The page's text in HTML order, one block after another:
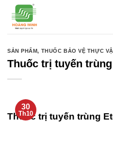
qua
SẢN PHẨM, THUỐC BẢO VỆ THỰC
Thuốc trị tuyến
30
Th10
Thuốc trị tuyến trùng